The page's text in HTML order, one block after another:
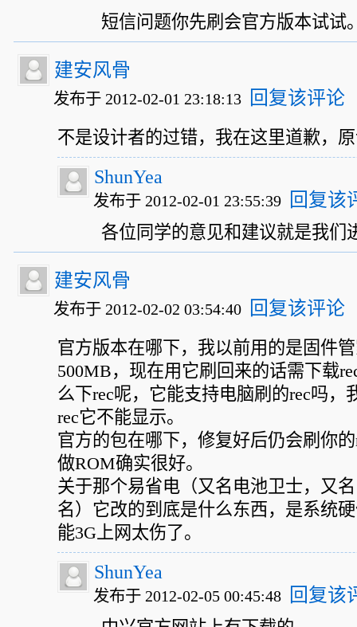
短信问题你先刷会官方版本试试
建安风骨
发布于 2012-02-01 23:18:13 回复该评论
不是设计者的过错，我在这里道歉，
ShunYea
发布于 2012-02-01 23:55:39 回复该
各位同学的意见和建议就是我们
建安风骨
发布于 2012-02-02 03:54:40 回复该评论
官方版本在哪下，我以前用的是固件
500MB，现在用它刷回来的话需下载
么下rec呢，它能支持电脑刷的rec吗，
rec它不能显示。
官方的包在哪下，修复好后仍会刷你
做ROM确实很好。
关于那个易省电（又名电池卫士，又
名）它改的到底是什么东西，是系统
能3G上网太伤了。
ShunYea
发布于 2012-02-05 00:45:48 回复该